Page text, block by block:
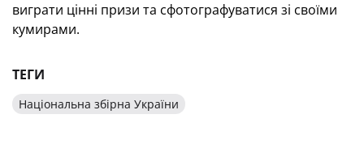
виграти цінні призи та сфотографуватися зі своїми
кумирами.
ТЕГИ
Національна збірна України